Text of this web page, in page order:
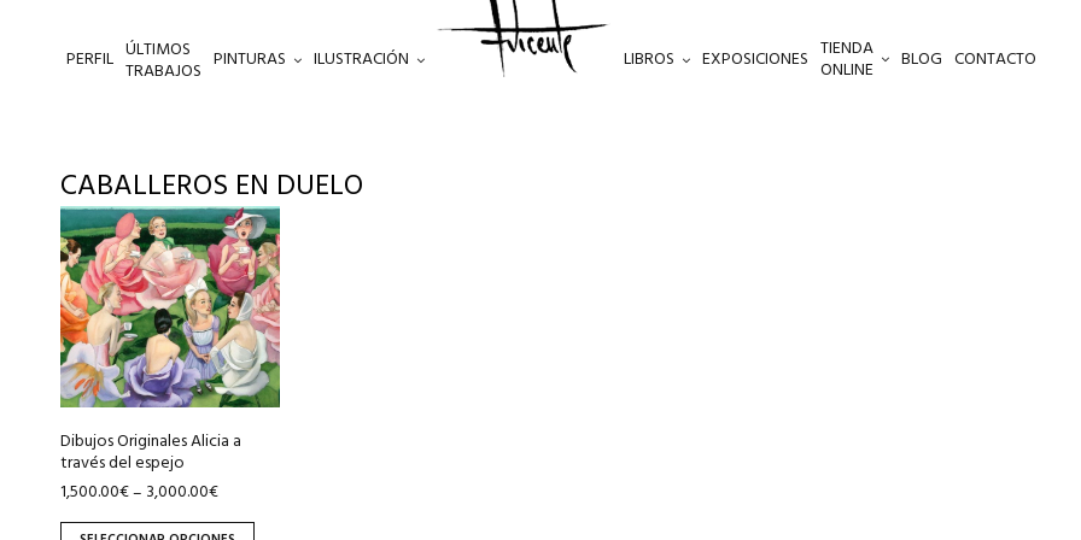
PERFIL ÚLTIMOS
TRABAJOS PINTURAS ILUSTRACIÓN LIBROS EXPOSICIONES TIENDA
ONLINE BLOG CONTACTO
CABALLEROS EN DUELO
Dibujos Originales Alicia a
través del espejo
1,500.00€– 3,000.00€
Este
producto
tiene
múltiples
variantes.
Las
opciones
se
pueden
elegir
en